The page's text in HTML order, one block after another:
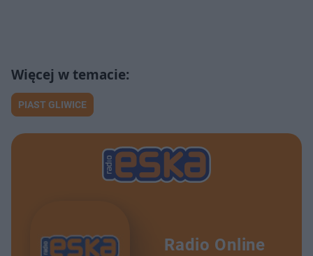
PIAST GLIWICE
Radio Online